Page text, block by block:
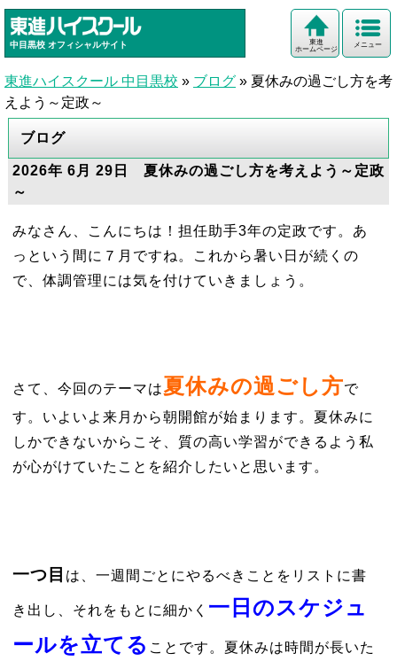
中目黒校 オフィシャルサイト メニュー
東進
ホームページ
東進ハイスクール 中目黒校 » ブログ » 夏休みの過ごし方を考
えよう～定政～
ブログ
2026年 6月 29日 夏休みの過ごし方を考えよう～定政
～
みなさん、こんにちは！担任助手3年の定政です。あ
っという間に７月ですね。これから暑い日が続くの
で、体調管理には気を付けていきましょう。
さて、今回のテーマは夏休みの過ごし方で
す。いよいよ来月から朝開館が始まります。夏休みに
しかできないからこそ、質の高い学習ができるよう私
が心がけていたことを紹介したいと思います。
一つ目 は、一週間ごとにやるべきことをリストに書
き出し、それをもとに細かく 一日のスケジュ
ールを立てる ことです。夏休みは時間が長いた